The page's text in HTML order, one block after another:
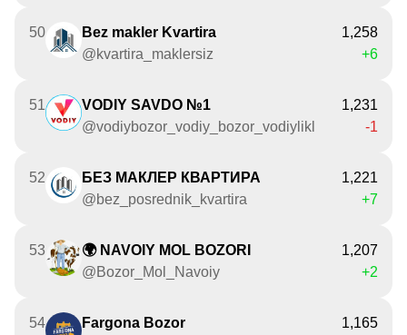
50
Bez makler Kvartira
@kvartira_maklersiz
1,258
+6
51
VODIY SAVDO №1
@vodiybozor_vodiy_bozor_vodiylikl
1,231
-1
52
БЕЗ МАКЛЕР КВАРТИРА
@bez_posrednik_kvartira
1,221
+7
53
🌍 NAVOIY MOL BOZORI
@Bozor_Mol_Navoiy
1,207
+2
54
Fargona Bozor
1,165